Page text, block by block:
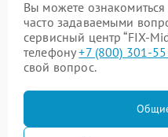
Вы можете
часто задаваемыми
сервисный центр “FIX-
телефону+7 (800) 301-
свой вопрос.